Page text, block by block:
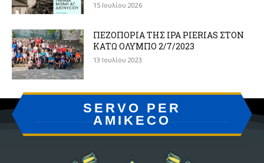
15 Ιουλίου 2026
ΠΕΖΟΠΟΡΙΑ ΤΗΣ IPA PIERIAS ΣΤΟΝ
ΚΑΤΩ ΟΛΥΜΠΟ 2/7/2023
13 Ιουλίου 2023
SERVO PER
AMIKECO